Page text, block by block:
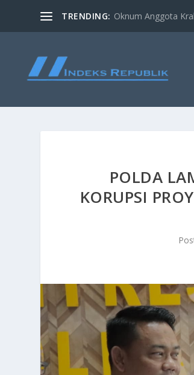
TRENDING: Oknum Anggota
POLDA
KORUPSI